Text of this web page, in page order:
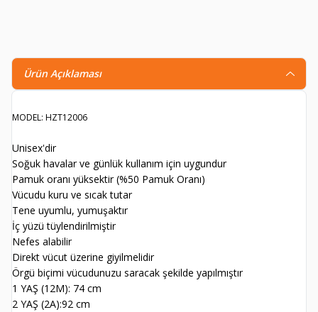
Ürün Açıklaması
MODEL: HZT12006
Unisex'dir
Soğuk havalar ve günlük kullanım için uygundur
Pamuk oranı yüksektir (%50 Pamuk Oranı)
Vücudu kuru ve sıcak tutar
Tene uyumlu, yumuşaktır
İç yüzü tüylendirilmiştir
Nefes alabilir
Direkt vücut üzerine giyilmelidir
Örgü biçimi vücudunuzu saracak şekilde yapılmıştır
1 YAŞ (12M): 74 cm
2 YAŞ (2A):92 cm